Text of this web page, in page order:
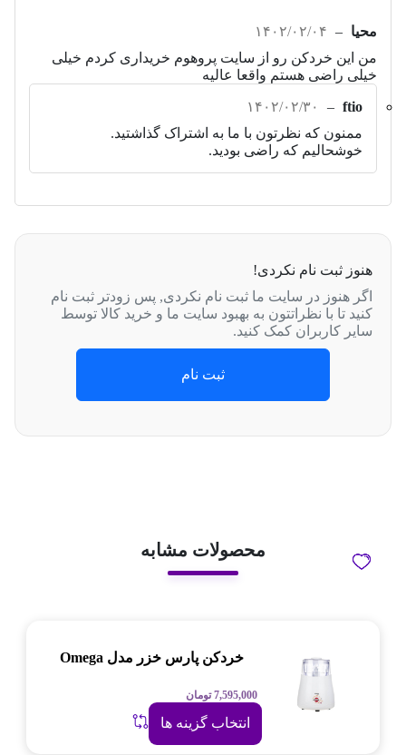
محیا
۱۴۰۲/۰۲/۰۴
من این خردکن رو از سایت پروهوم خریداری کردم خیلی
خیلی راضی هستم واقعا عالیه
ftio
۱۴۰۲/۰۲/۳۰
ممنون که نظرتون با ما به اشتراک گذاشتید.
خوشحالیم که راضی بودید.
هنوز ثبت نام نکردی!
اگر هنوز در سایت ما ثبت نام نکردی, پس زودتر ثبت نام
کنید تا با نظراتتون به بهبود سایت ما و خرید کالا توسط
سایر کاربران کمک کنید.
ثبت نام
محصولات مشابه
خردکن پارس خزر مدل Omega
7,595,000 تومان
انتخاب گزینه ها